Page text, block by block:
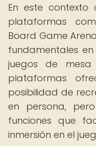
En este contexto
plataformas
Board Game
fundamentales
juegos de
plataformas
posibilidad de
en persona,
funciones que
inmersión en el